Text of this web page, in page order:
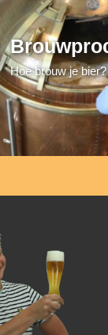
Hoe brouw je bier?